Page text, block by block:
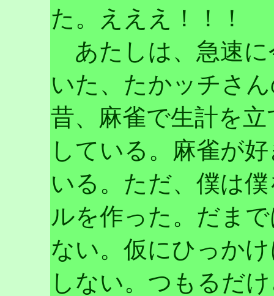
た。えええ！！！
あたしは、急速に
いた、たかッチさ
昔、麻雀で生計を
している。麻雀が
いる。ただ、僕は
ルを作った。だま
ない。仮にひっか
しない。つもるだ